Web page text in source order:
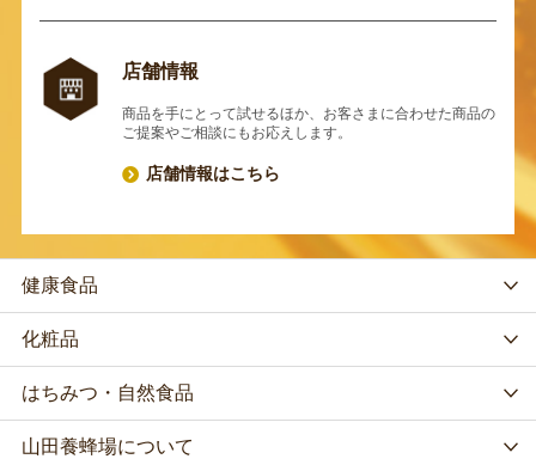
店舗情報
商品を手にとって試せるほか、お客さまに合わせた商品の
ご提案やご相談にもお応えします。
店舗情報はこちら
健康食品
化粧品
はちみつ・自然食品
山田養蜂場について